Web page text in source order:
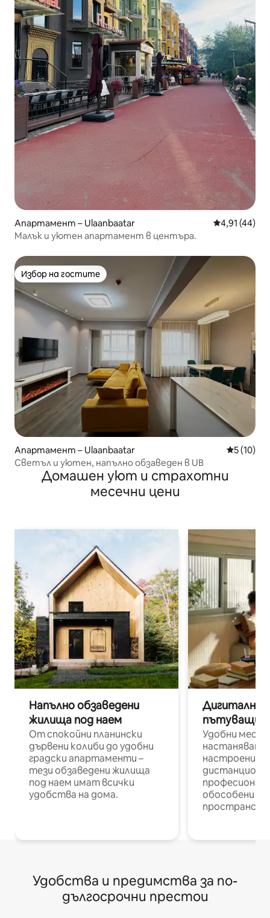
Апартамент – Ulaanbaatar Средна
4,91 (44)
Малък и уютен апартамент в центъра.
Избор на гостите
Избор на гостите
Апартамент – Ulaanbaatar Средна
5 (10)
Светъл и уютен, напълно обзаведен в UB
Домашен уют и страхотни
месечни цени
Напълно обзаведени
жилища под наем
От спокойни планински
дървени колиби до удобни
градски апартаменти –
тези обзаведени жилища
под наем имат всички
удобства на дома.
Дигитални
пътуващи
Удобни
настаняване
настроени и
обособени
Удобства и предимства за по-
дългосрочни престои